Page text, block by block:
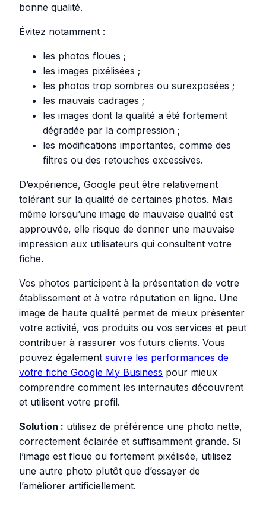
bonne qualité.
Évitez notamment :
les photos floues ;
les images pixélisées ;
les photos trop sombres ou surexposées ;
les mauvais cadrages ;
les images dont la qualité a été fortement
dégradée par la compression ;
les modifications importantes, comme des
filtres ou des retouches excessives.
D’expérience, Google peut être relativement
tolérant sur la qualité de certaines photos. Mais
même lorsqu’une image de mauvaise qualité est
approuvée, elle risque de donner une mauvaise
impression aux utilisateurs qui consultent votre
fiche.
Vos photos participent à la présentation de votre
établissement et à votre réputation en ligne. Une
image de haute qualité permet de mieux présenter
votre activité, vos produits ou vos services et peut
contribuer à rassurer vos futurs clients. Vous
pouvez également suivre les performances de
votre fiche Google My Business pour mieux
comprendre comment les internautes découvrent
et utilisent votre profil.
Solution : utilisez de préférence une photo nette,
correctement éclairée et suffisamment grande. Si
l’image est floue ou fortement pixélisée, utilisez
une autre photo plutôt que d’essayer de
l’améliorer artificiellement.